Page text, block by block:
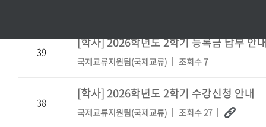
39
[학사]2026학년도 2학기 등록금 납부 안
국제교류지원팀(국제교류) 조회수 7
38
[학사]2026학년도 2학기 수강신청 안내
국제교류지원팀(국제교류) 조회수 27